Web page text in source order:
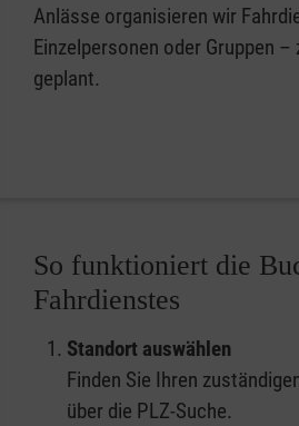
Anlässe organisieren wir
Einzelpersonen oder Gruppen
geplant.
So funktioniert die
Fahrdienstes
Standort auswählen
Finden Sie Ihren
über die PLZ-Suche.